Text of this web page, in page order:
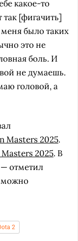
какое-то
так [фигачить]
было таких
это не
боль. И
не думаешь.
головой, а
Masters 2025.
2025. В
отметил
можно
2